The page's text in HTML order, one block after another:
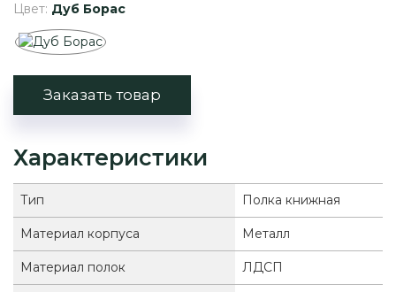
Цвет: Дуб Борас
Заказать товар
Характеристики
Тип Полка книжная
Материал корпуса Металл
Материал полок ЛДСП